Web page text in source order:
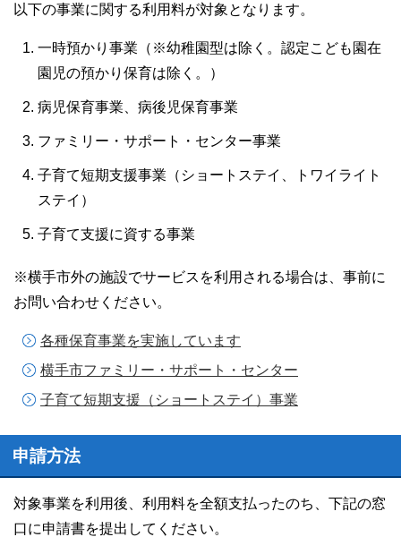
以下の事業に関する利用料が対象となります。
一時預かり事業（※幼稚園型は除く。認定こども園在
園児の預かり保育は除く。）
病児保育事業、病後児保育事業
ファミリー・サポート・センター事業
子育て短期支援事業（ショートステイ、トワイライト
ステイ）
子育て支援に資する事業
※横手市外の施設でサービスを利用される場合は、事前に
お問い合わせください。
各種保育事業を実施しています
横手市ファミリー・サポート・センター
子育て短期支援（ショートステイ）事業
申請方法
対象事業を利用後、利用料を全額支払ったのち、下記の窓
口に申請書を提出してください。